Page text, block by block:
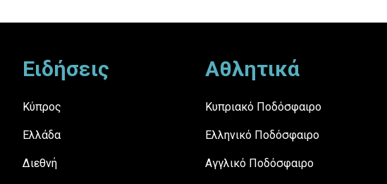
Ειδήσεις
Κύπρος
Ελλάδα
Διεθνή
Αθλητικά
Κυπριακό Ποδόσφαιρο
Ελληνικό Ποδόσφαιρο
Αγγλικό Ποδόσφαιρο